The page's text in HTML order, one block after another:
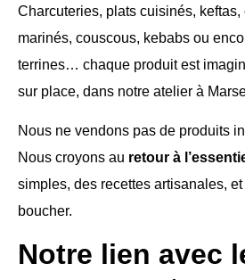
Charcuteries, plats cuisinés, keftas,
marinés, couscous, kebabs ou
terrines… chaque produit est
sur place, dans notre atelier à
Nous ne vendons pas de produits
Nous croyons au retour à
simples, des recettes artisanales,
boucher.
Notre lien avec